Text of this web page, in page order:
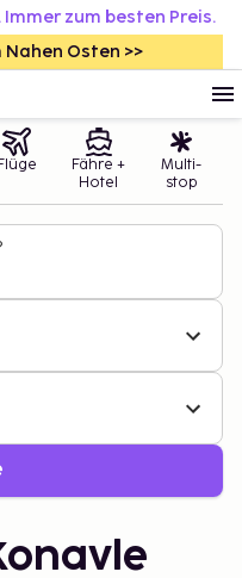
zum besten Preis.
Osten >>
Fähre +
Hotel
Multi-
stop